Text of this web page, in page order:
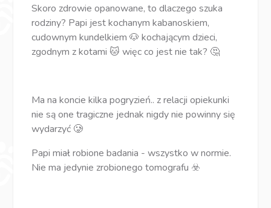
Skoro zdrowie opanowane, to dlaczego szuka
rodziny? Papi jest kochanym kabanoskiem,
cudownym kundelkiem 🐶 kochającym dzieci,
zgodnym z kotami 🐱 więc co jest nie tak? 🤔
Ma na koncie kilka pogryzień.. z relacji opiekunki
nie są one tragiczne jednak nigdy nie powinny się
wydarzyć 🥲
Papi miał robione badania - wszystko w normie.
Nie ma jedynie zrobionego tomografu ☣️